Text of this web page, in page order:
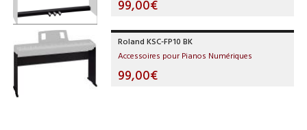
99,00€
Roland KSC-FP10 BK
Accessoires pour Pianos Numériques
99,00€